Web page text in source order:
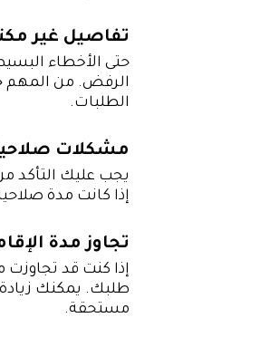
تفاصيل غير
حتى الأخطاء
الرفض. من المهم
الطلبات.
مشكلات
يجب عليك التأكد
إذا كانت مدة
تجاوز مدة
إذا كنت قد
طلبك. يمكنك
مستحقة.